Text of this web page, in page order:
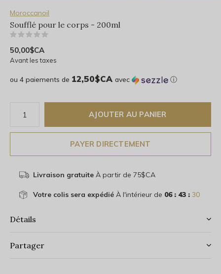
Moroccanoil
Soufflé pour le corps - 200ml
50,00$CA
Avant les taxes
ou 4 paiements de 12,50$CA avec ⓘ
AJOUTER AU PANIER
PAYER DIRECTEMENT
Livraison gratuiteÀ partir de 75$CA
Votre colis sera expédiéÀ l'intérieur de 06 : 43 : 30
Détails
Partager